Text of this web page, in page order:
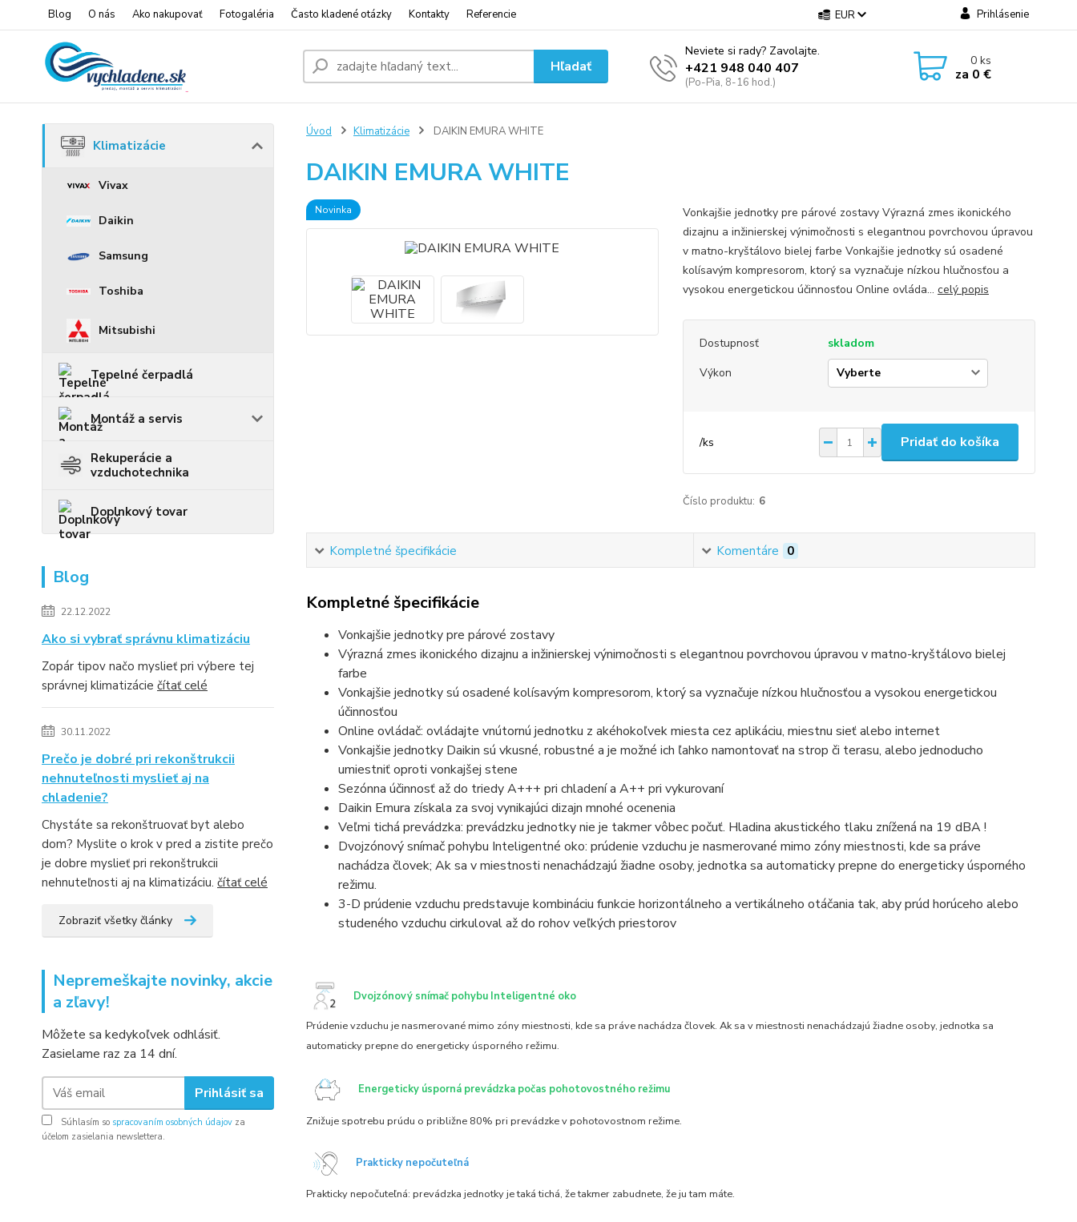
Blog O nás Ako nakupovať Fotogaléria Často kladené otázky Kontakty Referencie EUR Prihlásenie
Hľadať
Neviete si rady? Zavolajte.
+421 948 040 407
(Po-Pia, 8-16 hod.)
0ks
za 0 €
Klimatizácie
Vivax
Daikin
Samsung
Toshiba
Mitsubishi
Tepelné čerpadlá
Montáž a servis
Rekuperácie a
vzduchotechnika
Doplnkový tovar
Blog
22.12.2022
Ako si vybrať správnu klimatizáciu
Zopár tipov načo myslieť pri výbere tej
správnej klimatizácie čítať celé
30.11.2022
Prečo je dobré pri rekonštrukcii
nehnuteľnosti myslieť aj na
chladenie?
Chystáte sa rekonštruovať byt alebo
dom? Myslite o krok v pred a zistite prečo
je dobre myslieť pri rekonštrukcii
nehnuteľnosti aj na klimatizáciu. čítať celé
Zobraziť všetky články
Nepremeškajte novinky, akcie
a zľavy!
Môžete sa kedykoľvek odhlásiť.
Zasielame raz za 14 dní.
Prihlásiť sa
Súhlasím so spracovaním osobných údajov za
účelom zasielania newslettera.
Úvod Klimatizácie DAIKIN EMURA WHITE
DAIKIN EMURA WHITE
Novinka
Vonkajšie jednotky pre párové zostavy Výrazná zmes ikonického
dizajnu a inžinierskej výnimočnosti s elegantnou povrchovou úpravou
v matno-kryštálovo bielej farbe Vonkajšie jednotky sú osadené
kolísavým kompresorom, ktorý sa vyznačuje nízkou hlučnosťou a
vysokou energetickou účinnosťou Online ovláda... celý popis
Dostupnosť
skladom
Výkon
/ks Pridať do košíka
Číslo produktu: 6
Kompletné špecifikácie Komentáre 0
Kompletné špecifikácie
Vonkajšie jednotky pre párové zostavy
Výrazná zmes ikonického dizajnu a inžinierskej výnimočnosti s elegantnou povrchovou úpravou v matno-kryštálovo bielej
farbe
Vonkajšie jednotky sú osadené kolísavým kompresorom, ktorý sa vyznačuje nízkou hlučnosťou a vysokou energetickou
účinnosťou
Online ovládač: ovládajte vnútornú jednotku z akéhokoľvek miesta cez aplikáciu, miestnu sieť alebo internet
Vonkajšie jednotky Daikin sú vkusné, robustné a je možné ich ľahko namontovať na strop či terasu, alebo jednoducho
umiestniť oproti vonkajšej stene
Sezónna účinnosť až do triedy A+++ pri chladení a A++ pri vykurovaní
Daikin Emura získala za svoj vynikajúci dizajn mnohé ocenenia
Veľmi tichá prevádzka: prevádzku jednotky nie je takmer vôbec počuť. Hladina akustického tlaku znížená na 19 dBA !
Dvojzónový snímač pohybu Inteligentné oko: prúdenie vzduchu je nasmerované mimo zóny miestnosti, kde sa práve
nachádza človek; Ak sa v miestnosti nenachádzajú žiadne osoby, jednotka sa automaticky prepne do energeticky úsporného
režimu.
3-D prúdenie vzduchu predstavuje kombináciu funkcie horizontálneho a vertikálneho otáčania tak, aby prúd horúceho alebo
studeného vzduchu cirkuloval až do rohov veľkých priestorov
Dvojzónový snímač pohybu Inteligentné oko
Prúdenie vzduchu je nasmerované mimo zóny miestnosti, kde sa práve nachádza človek. Ak sa v miestnosti nenachádzajú žiadne osoby, jednotka sa
automaticky prepne do energeticky úsporného režimu.
Energeticky úsporná prevádzka počas pohotovostného režimu
Znižuje spotrebu prúdu o približne 80% pri prevádzke v pohotovostnom režime.
Prakticky nepočuteľná
Prakticky nepočuteľná: prevádzka jednotky je taká tichá, že takmer zabudnete, že ju tam máte.